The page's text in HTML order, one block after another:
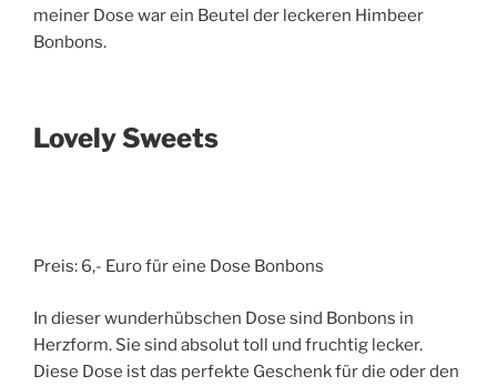
meiner Dose war ein Beutel der leckeren Himbeer
Bonbons.
Lovely Sweets
Preis: 6,- Euro für eine Dose Bonbons
In dieser wunderhübschen Dose sind Bonbons in
Herzform. Sie sind absolut toll und fruchtig lecker.
Diese Dose ist das perfekte Geschenk für die oder den